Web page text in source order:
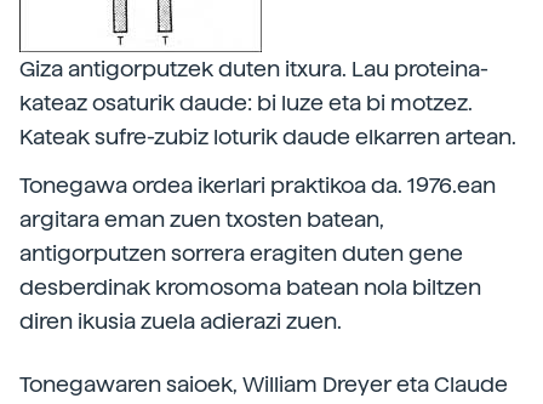
Giza antigorputzek duten itxura. Lau proteina-
kateaz osaturik daude: bi luze eta bi motzez.
Kateak sufre-zubiz loturik daude elkarren artean.
Tonegawa ordea ikerlari praktikoa da. 1976.ean
argitara eman zuen txosten batean,
antigorputzen sorrera eragiten duten gene
desberdinak kromosoma batean nola biltzen
diren ikusia zuela adierazi zuen.
Tonegawaren saioek, William Dreyer eta Claude